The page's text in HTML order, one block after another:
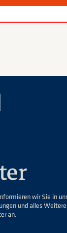
wir Sie in
und alles
an.